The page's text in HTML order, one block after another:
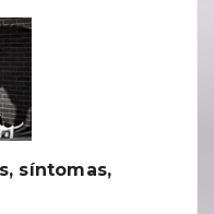
síntomas,